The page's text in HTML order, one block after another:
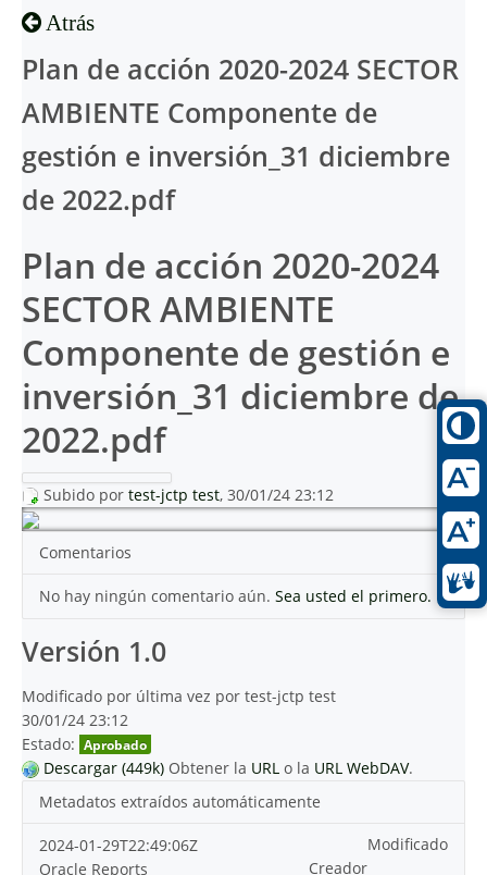
Atrás
Plan de acción 2020-2024 SECTOR
AMBIENTE Componente de
gestión e inversión_31 diciembre
de 2022.pdf
Plan de acción 2020-2024
SECTOR AMBIENTE
Componente de gestión e
inversión_31 diciembre de
2022.pdf
Subido por test-jctp test, 30/01/24 23:12
Comentarios
No hay ningún comentario aún. Sea usted el primero.
Versión 1.0
Modificado por última vez por test-jctp test
30/01/24 23:12
Estado: Aprobado
Descargar (449k) Obtener la URL o la URL WebDAV.
Metadatos extraídos automáticamente
Modificado
2024-01-29T22:49:06Z
Creador
Oracle Reports